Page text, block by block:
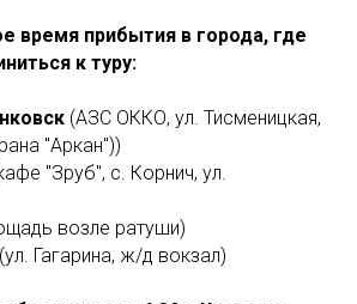
время прибытия в города, где
к туру:
(АЗС ОККО, ул. Тисменицкая,
"Аркан"))
"Зруб", с. Корнич, ул.
возле ратуши)
(ул. Гагарина, ж/д вокзал)